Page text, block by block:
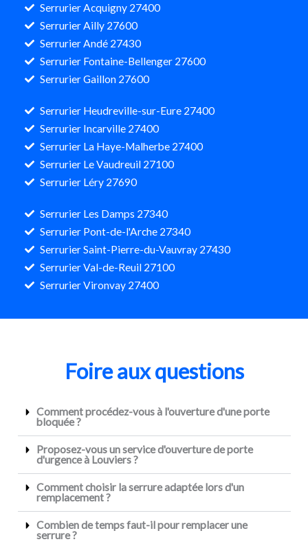
Serrurier Acquigny 27400
Serrurier Ailly 27600
Serrurier Andé 27430
Serrurier Fontaine-Bellenger 27600
Serrurier Gaillon 27600
Serrurier Heudreville-sur-Eure 27400
Serrurier Incarville 27400
Serrurier La Haye-Malherbe 27400
Serrurier Le Vaudreuil 27100
Serrurier Léry 27690
Serrurier Les Damps 27340
Serrurier Pont-de-l'Arche 27340
Serrurier Saint-Pierre-du-Vauvray 27430
Serrurier Val-de-Reuil 27100
Serrurier Vironvay 27400
Foire aux questions
Comment procédez-vous à l'ouverture d'une porte
bloquée ?
Proposez-vous un service d'ouverture de porte
d'urgence à Louviers ?
Comment choisir la serrure adaptée lors d'un
remplacement ?
Combien de temps faut-il pour remplacer une
serrure ?